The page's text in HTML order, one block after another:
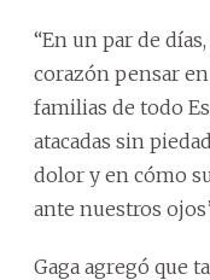
“En un par de
corazón pensar
familias de todo
atacadas sin
dolor y en cómo
ante nuestros
Gaga agregó que